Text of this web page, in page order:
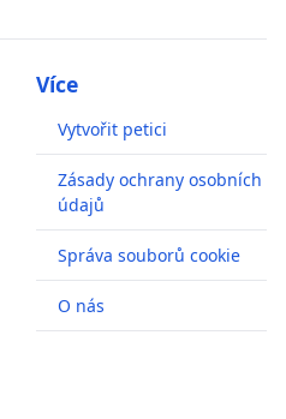
Více
Vytvořit petici
Zásady ochrany osobních
údajů
Správa souborů cookie
O nás